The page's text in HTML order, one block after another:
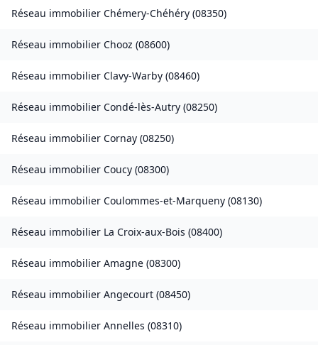
Réseau immobilier Chémery-Chéhéry (08350)
Réseau immobilier Chooz (08600)
Réseau immobilier Clavy-Warby (08460)
Réseau immobilier Condé-lès-Autry (08250)
Réseau immobilier Cornay (08250)
Réseau immobilier Coucy (08300)
Réseau immobilier Coulommes-et-Marqueny (08130)
Réseau immobilier La Croix-aux-Bois (08400)
Réseau immobilier Amagne (08300)
Réseau immobilier Angecourt (08450)
Réseau immobilier Annelles (08310)